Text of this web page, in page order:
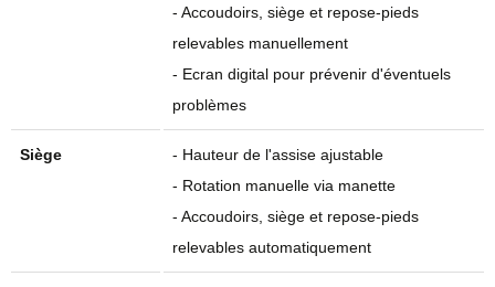
- Accoudoirs, siège et repose-pieds
relevables manuellement
- Ecran digital pour prévenir d'éventuels
problèmes
Siège
- Hauteur de l'assise ajustable
- Rotation manuelle via manette
- Accoudoirs, siège et repose-pieds
relevables automatiquement